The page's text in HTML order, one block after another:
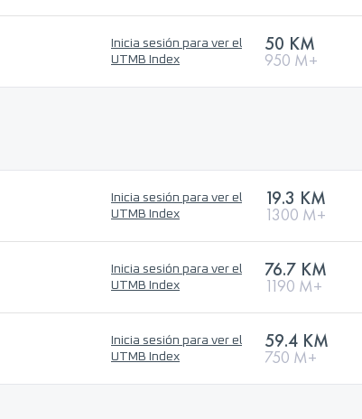
Inicia sesión para ver el
UTMB Index
50 KM
950 M+
Inicia sesión para ver el
UTMB Index
19.3 KM
1300 M+
Inicia sesión para ver el
UTMB Index
76.7 KM
1190 M+
Inicia sesión para ver el
UTMB Index
59.4 KM
750 M+